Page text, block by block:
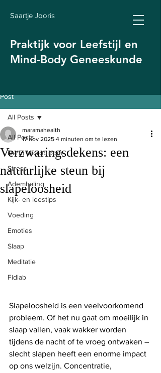
Saartje Jooris
Praktijk voor Leefstijl en
Mind-Body Geneeskunde
Post
All Posts
Darm Microbioom
Stress
Ademhaling
Kijk- en leestips
Voeding
Emoties
Slaap
Meditatie
Fidlab
All Posts
Verzwaringsdekens: een
natuurlijke steun bij
slapeloosheid
maramahealth
17 nov 2025 4 minuten om te lezen
Slapeloosheid is een veelvoorkomend
probleem. Of het nu gaat om moeilijk in
slaap vallen, vaak wakker worden
tijdens de nacht of te vroeg ontwaken –
slecht slapen heeft een enorme impact
op ons welzijn. Concentratie,